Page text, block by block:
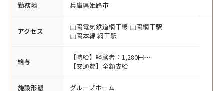
勤務地 兵庫県姫路市
アクセス
山陽電気鉄道網干線 山陽網干駅
山陽本線 網干駅
給与
【時給】経験者：1,280円～
【交通費】全額支給
施設形態 グループホーム